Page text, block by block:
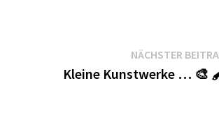
NÄCHSTER
Kleine Kunstwerke … 🎨